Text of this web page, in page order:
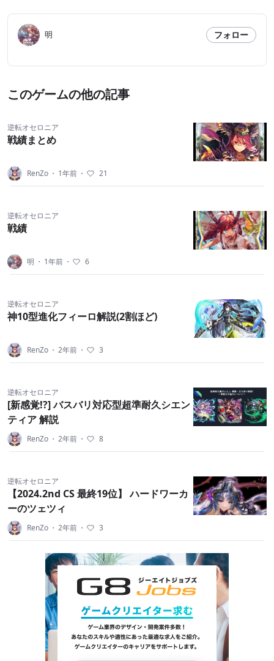
明 フォロー
このゲームの他の記事
逆転オセロニア
戦績まとめ
RenZo ・ 1年前 ・ 21
逆転オセロニア
戦績
明 ・ 1年前 ・ 6
逆転オセロニア
神10型進化フィーロ解説(2割ほど)
RenZo ・ 2年前 ・ 3
逆転オセロニア
[新感覚!?] バスバリ対応型超準耐久シエン
ティア 解説
RenZo ・ 2年前 ・ 8
逆転オセロニア
【2024.2nd CS 最終19位】 ハードワーカ
ーのツェツィ
RenZo ・ 2年前 ・ 3